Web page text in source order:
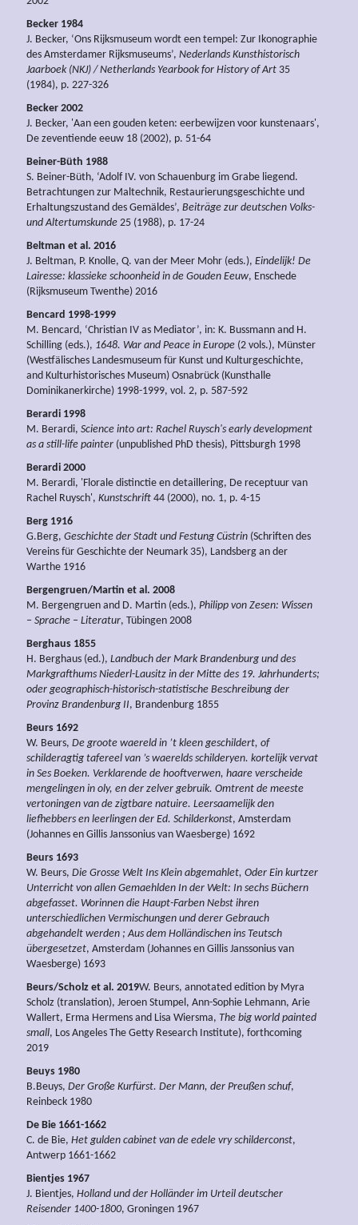
Becker 1984
J. Becker, ‘Ons Rijksmuseum wordt een tempel: Zur Ikonographie
des Amsterdamer Rijksmuseums’, Nederlands Kunsthistorisch
Jaarboek (NKJ) / Netherlands Yearbook for History of Art 35
(1984), p. 227-326
Becker 2002
J. Becker, 'Aan een gouden keten: eerbewijzen voor kunstenaars',
De zeventiende eeuw 18 (2002), p. 51-64
Beiner-Büth 1988
S. Beiner-Büth, ‘Adolf IV. von Schauenburg im Grabe liegend.
Betrachtungen zur Maltechnik, Restaurierungsgeschichte und
Erhaltungszustand des Gemäldes’, Beiträge zur deutschen Volks-
und Altertumskunde 25 (1988), p. 17-24
Beltman et al. 2016
J. Beltman, P. Knolle, Q. van der Meer Mohr (eds.), Eindelijk! De
Lairesse: klassieke schoonheid in de Gouden Eeuw, Enschede
(Rijksmuseum Twenthe) 2016
Bencard 1998-1999
M. Bencard, ‘Christian IV as Mediator’, in: K. Bussmann and H.
Schilling (eds.), 1648. War and Peace in Europe (2 vols.), Münster
(Westfälisches Landesmuseum für Kunst und Kulturgeschichte,
and Kulturhistorisches Museum) Osnabrück (Kunsthalle
Dominikanerkirche) 1998-1999, vol. 2, p. 587-592
Berardi 1998
M. Berardi, Science into art: Rachel Ruysch's early development
as a still-life painter (unpublished PhD thesis), Pittsburgh 1998
Berardi 2000
M. Berardi, 'Florale distinctie en detaillering, De receptuur van
Rachel Ruysch', Kunstschrift 44 (2000), no. 1, p. 4-15
Berg 1916
G.Berg, Geschichte der Stadt und Festung Cüstrin (Schriften des
Vereins für Geschichte der Neumark 35), Landsberg an der
Warthe 1916
Bergengruen/Martin et al. 2008
M. Bergengruen and D. Martin (eds.), Philipp von Zesen: Wissen
– Sprache – Literatur, Tübingen 2008
Berghaus 1855
H. Berghaus (ed.), Landbuch der Mark Brandenburg und des
Markgrafthums Niederl-Lausitz in der Mitte des 19. Jahrhunderts;
oder geographisch-historisch-statistische Beschreibung der
Provinz Brandenburg II, Brandenburg 1855
Beurs 1692
W. Beurs, De groote waereld in ’t kleen geschildert, of
schilderagtig tafereel van ’s waerelds schilderyen. kortelijk vervat
in Ses Boeken. Verklarende de hooftverwen, haare verscheide
mengelingen in oly, en der zelver gebruik. Omtrent de meeste
vertoningen van de zigtbare natuire. Leersaamelijk den
liefhebbers en leerlingen der Ed. Schilderkonst, Amsterdam
(Johannes en Gillis Janssonius van Waesberge) 1692
Beurs 1693
W. Beurs, Die Grosse Welt Ins Klein abgemahlet, Oder Ein kurtzer
Unterricht von allen Gemaehlden In der Welt: In sechs Büchern
abgefasset. Worinnen die Haupt-Farben Nebst ihren
unterschiedlichen Vermischungen und derer Gebrauch
abgehandelt werden ; Aus dem Holländischen ins Teutsch
übergesetzet, Amsterdam (Johannes en Gillis Janssonius van
Waesberge) 1693
Beurs/Scholz et al. 2019W. Beurs, annotated edition by Myra
Scholz (translation), Jeroen Stumpel, Ann-Sophie Lehmann, Arie
Wallert, Erma Hermens and Lisa Wiersma, The big world painted
small, Los Angeles The Getty Research Institute), forthcoming
2019
Beuys 1980
B.Beuys, Der Große Kurfürst. Der Mann, der Preußen schuf,
Reinbeck 1980
De Bie 1661-1662
C. de Bie, Het gulden cabinet van de edele vry schilderconst,
Antwerp 1661-1662
Bientjes 1967
J. Bientjes, Holland und der Holländer im Urteil deutscher
Reisender 1400-1800, Groningen 1967